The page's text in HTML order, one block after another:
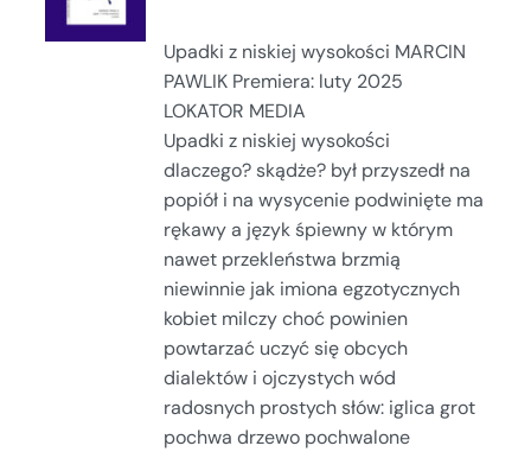
/
Upadki z niskiej wysokości MARCIN
PAWLIK Premiera: luty 2025
LOKATOR MEDIA
Upadki z niskiej wysokości
dlaczego? skądże? był przyszedł na
popiół i na wysycenie podwinięte ma
rękawy a język śpiewny w którym
nawet przekleństwa brzmią
niewinnie jak imiona egzotycznych
kobiet milczy choć powinien
powtarzać uczyć się obcych
dialektów i ojczystych wód
radosnych prostych słów: iglica grot
pochwa drzewo pochwalone